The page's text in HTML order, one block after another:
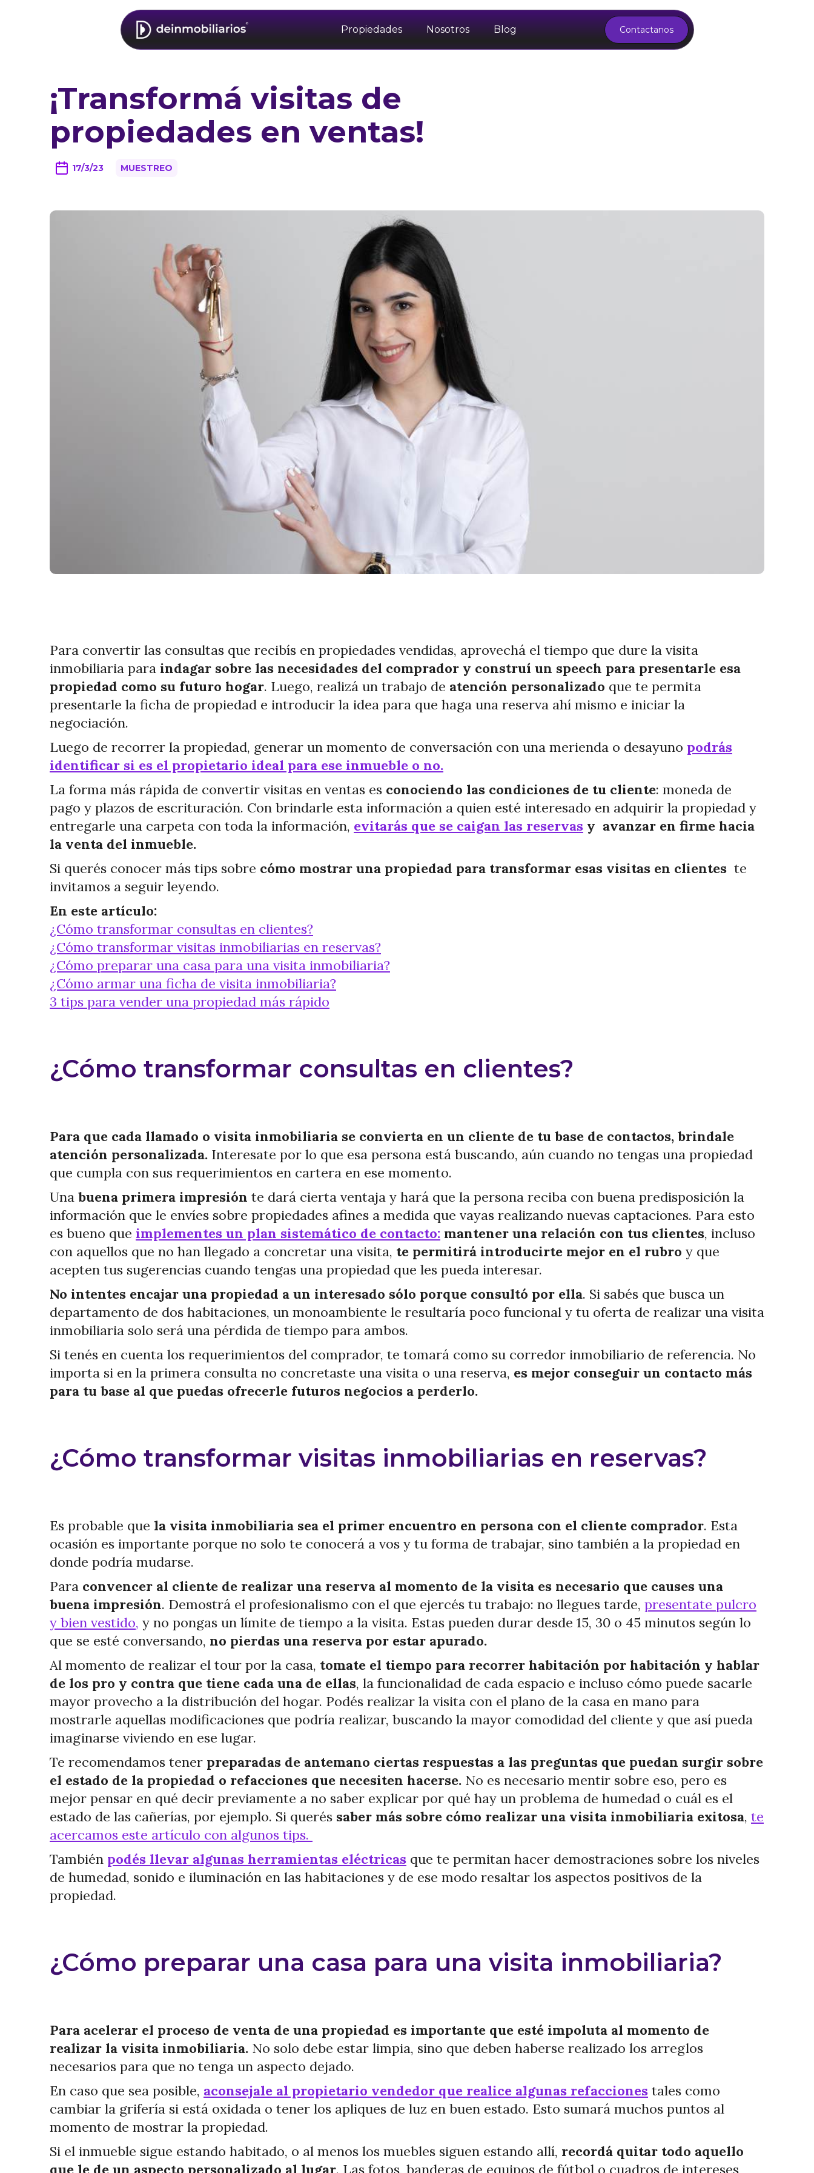
¡Transformá visitas de
propiedades en ventas!
17/3/23 MUESTREO
Propiedades Nosotros Blog Contactanos
Para convertir las consultas que recibís en propiedades vendidas, aprovechá el tiempo que dure la visita
inmobiliaria para indagar sobre las necesidades del comprador y construí un speech para presentarle esa
propiedad como su futuro hogar. Luego, realizá un trabajo de atención personalizado que te permita
presentarle la ficha de propiedad e introducir la idea para que haga una reserva ahí mismo e iniciar la
negociación.
Luego de recorrer la propiedad, generar un momento de conversación con una merienda o desayuno podrás
identificar si es el propietario ideal para ese inmueble o no.
La forma más rápida de convertir visitas en ventas es conociendo las condiciones de tu cliente: moneda de
pago y plazos de escrituración. Con brindarle esta información a quien esté interesado en adquirir la propiedad y
entregarle una carpeta con toda la información, evitarás que se caigan las reservas y avanzar en firme hacia
la venta del inmueble.
Si querés conocer más tips sobre cómo mostrar una propiedad para transformar esas visitas en clientes te
invitamos a seguir leyendo.
En este artículo:
¿Cómo transformar consultas en clientes?
¿Cómo transformar visitas inmobiliarias en reservas?
¿Cómo preparar una casa para una visita inmobiliaria?
¿Cómo armar una ficha de visita inmobiliaria?
3 tips para vender una propiedad más rápido
¿Cómo transformar consultas en clientes?
Para que cada llamado o visita inmobiliaria se convierta en un cliente de tu base de contactos, brindale
atención personalizada. Interesate por lo que esa persona está buscando, aún cuando no tengas una propiedad
que cumpla con sus requerimientos en cartera en ese momento.
Una buena primera impresión te dará cierta ventaja y hará que la persona reciba con buena predisposición la
información que le envíes sobre propiedades afines a medida que vayas realizando nuevas captaciones. Para esto
es bueno que implementes un plan sistemático de contacto: mantener una relación con tus clientes, incluso
con aquellos que no han llegado a concretar una visita, te permitirá introducirte mejor en el rubro y que
acepten tus sugerencias cuando tengas una propiedad que les pueda interesar.
No intentes encajar una propiedad a un interesado sólo porque consultó por ella. Si sabés que busca un
departamento de dos habitaciones, un monoambiente le resultaría poco funcional y tu oferta de realizar una visita
inmobiliaria solo será una pérdida de tiempo para ambos.
Si tenés en cuenta los requerimientos del comprador, te tomará como su corredor inmobiliario de referencia. No
importa si en la primera consulta no concretaste una visita o una reserva, es mejor conseguir un contacto más
para tu base al que puedas ofrecerle futuros negocios a perderlo.
¿Cómo transformar visitas inmobiliarias en reservas?
Es probable que la visita inmobiliaria sea el primer encuentro en persona con el cliente comprador. Esta
ocasión es importante porque no solo te conocerá a vos y tu forma de trabajar, sino también a la propiedad en
donde podría mudarse.
Para convencer al cliente de realizar una reserva al momento de la visita es necesario que causes una
buena impresión. Demostrá el profesionalismo con el que ejercés tu trabajo: no llegues tarde, presentate pulcro
y bien vestido, y no pongas un límite de tiempo a la visita. Estas pueden durar desde 15, 30 o 45 minutos según lo
que se esté conversando, no pierdas una reserva por estar apurado.
Al momento de realizar el tour por la casa, tomate el tiempo para recorrer habitación por habitación y hablar
de los pro y contra que tiene cada una de ellas, la funcionalidad de cada espacio e incluso cómo puede sacarle
mayor provecho a la distribución del hogar. Podés realizar la visita con el plano de la casa en mano para
mostrarle aquellas modificaciones que podría realizar, buscando la mayor comodidad del cliente y que así pueda
imaginarse viviendo en ese lugar.
Te recomendamos tener preparadas de antemano ciertas respuestas a las preguntas que puedan surgir sobre
el estado de la propiedad o refacciones que necesiten hacerse. No es necesario mentir sobre eso, pero es
mejor pensar en qué decir previamente a no saber explicar por qué hay un problema de humedad o cuál es el
estado de las cañerías, por ejemplo. Si querés saber más sobre cómo realizar una visita inmobiliaria exitosa, te
acercamos este artículo con algunos tips.
También podés llevar algunas herramientas eléctricas que te permitan hacer demostraciones sobre los niveles
de humedad, sonido e iluminación en las habitaciones y de ese modo resaltar los aspectos positivos de la
propiedad.
¿Cómo preparar una casa para una visita inmobiliaria?
Para acelerar el proceso de venta de una propiedad es importante que esté impoluta al momento de
realizar la visita inmobiliaria. No solo debe estar limpia, sino que deben haberse realizado los arreglos
necesarios para que no tenga un aspecto dejado.
En caso que sea posible, aconsejale al propietario vendedor que realice algunas refacciones tales como
cambiar la grifería si está oxidada o tener los apliques de luz en buen estado. Esto sumará muchos puntos al
momento de mostrar la propiedad.
Si el inmueble sigue estando habitado, o al menos los muebles siguen estando allí, recordá quitar todo aquello
que le de un aspecto personalizado al lugar. Las fotos, banderas de equipos de fútbol o cuadros de intereses